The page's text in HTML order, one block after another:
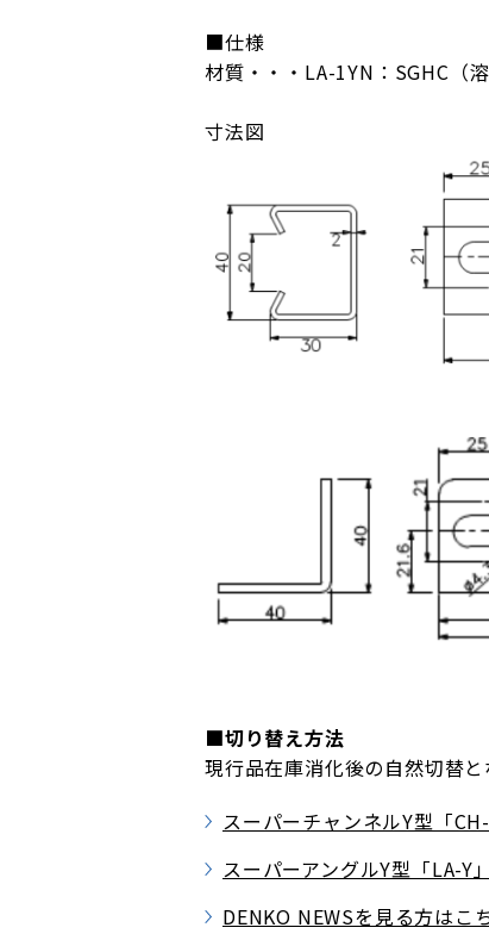
■仕様
材質・・・LA-1YN：SGHC（
寸法図
■切り替え方法
現行品在庫消化後の自然切替と
スーパーチャンネルY型「
スーパーアングルY型「LA-Y
DENKO NEWSを見る方はこ